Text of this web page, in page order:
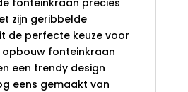
zijn geribbelde
de perfecte keuze voor
opbouw fonteinkraan
een trendy design
eens gemaakt van